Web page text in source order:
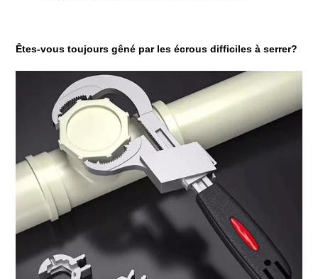
Êtes-vous toujours gêné par les écrous difficiles à serrer?